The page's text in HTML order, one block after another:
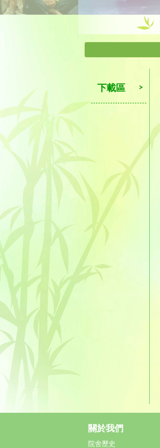
下載區
關於我們
院舍歷史